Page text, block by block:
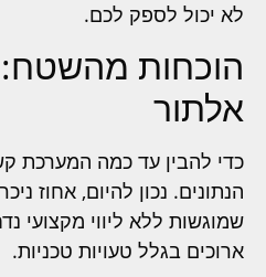
לא יכול לספק לכם.
הוכחות
אלתור
כדי להבין עד כמה המערכת
הנתונים. נכון להיום, אחוז
שמוגשות ללא ליווי מקצועי
ארוכים בגלל טעויות טכניות.